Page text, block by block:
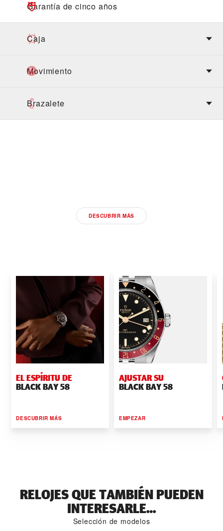
Garantía de cinco años
Caja
Movimiento
Brazalete
DESCUBRIR MÁS
EL ESPÍRITU DE
BLACK BAY 58
DESCUBRIR MÁS
AJUSTAR SU
BLACK BAY 58
EMPEZAR
RELOJES QUE TAMBIÉN PUEDEN
INTERESARLE…
Selección de modelos